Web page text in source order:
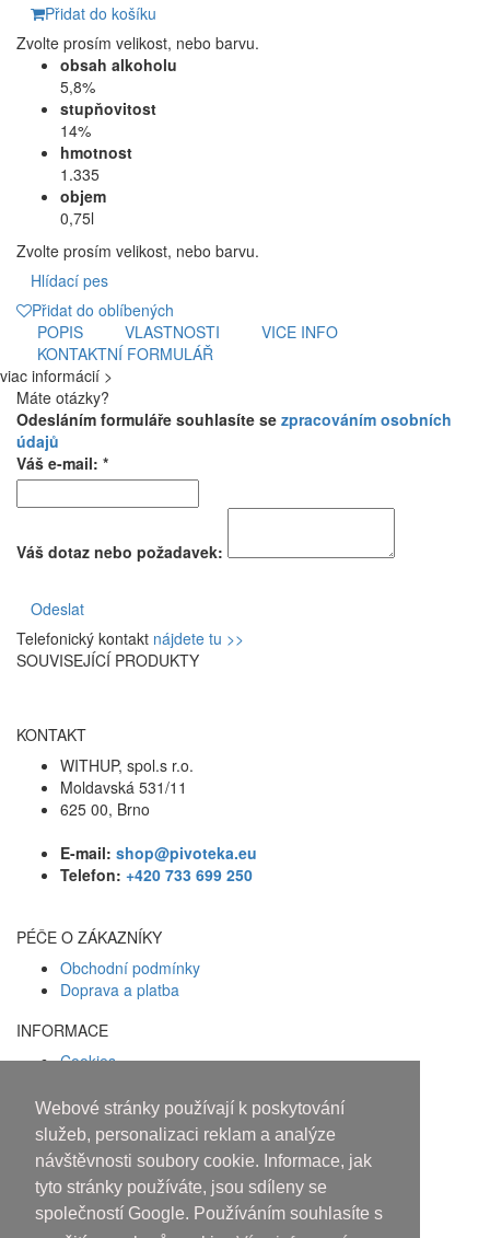
Webové stránky používají k poskytování
služeb, personalizaci reklam a analýze
návštěvnosti soubory cookie. Informace, jak
tyto stránky používáte, jsou sdíleny se
společností Google. Používáním souhlasíte s
Přidat do košíku
Zvolte prosím velikost, nebo barvu.
obsah alkoholu
5,8%
stupňovitost
14%
hmotnost
1.335
objem
0,75l
Zvolte prosím velikost, nebo barvu.
Hlídací pes
Přidat do oblíbených
POPIS
VLASTNOSTI
VICE INFO
KONTAKTNÍ FORMULÁŘ
viac informácií >
Máte otázky?
Odesláním formuláře souhlasíte se zpracováním osobních
údajů
Váš e-mail: *
Váš dotaz nebo požadavek:
Odeslat
Telefonický kontakt nájdete tu >>
SOUVISEJÍCÍ PRODUKTY
KONTAKT
WITHUP, spol.s r.o.
Moldavská 531/11
625 00, Brno
E-mail: shop@pivoteka.eu
Telefon: +420 733 699 250
PÉČE O ZÁKAZNÍKY
Obchodní podmínky
Doprava a platba
INFORMACE
Cookies
Facebook
Osobám mladším 18 let alkohol
neprodáváme!